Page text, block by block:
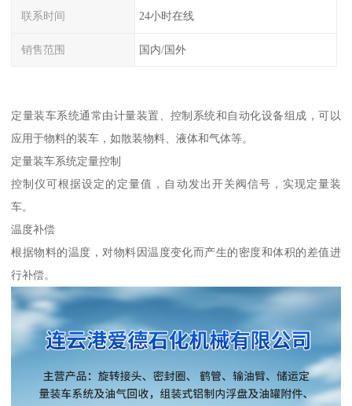
联系时间 24小时在线
销售范围 国内/国外
定量装车系统通常由计量装置、控制系统和自动化设备组成，可以
应用于物料的装车，如散装物料、液体和气体等。
定量装车系统定量控制
控制仪可根据设定的定量值，自动发出开关阀信号，实现定量装
车。
温度补偿
根据物料的温度，对物料因温度变化而产生的密度和体积的差值进
行补偿。